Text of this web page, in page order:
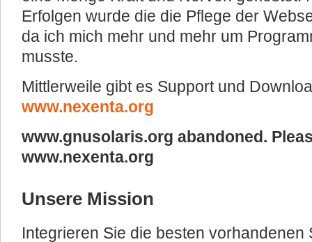
Erfolgen wurde die die Pflege der
da ich mich mehr und mehr um
musste.
Mittlerweile gibt es Support und
www.nexenta.org
www.gnusolaris.org abandoned.
www.nexenta.org
Unsere Mission
Integrieren Sie die besten vorhandenen